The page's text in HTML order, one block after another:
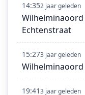
14:352 jaar geleden
Wilhelminaoord
Echtenstraat
15:273 jaar geleden
Wilhelminaoord
19:413 jaar geleden